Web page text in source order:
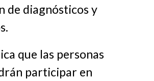
de diagnósticos y
que las personas
participar en